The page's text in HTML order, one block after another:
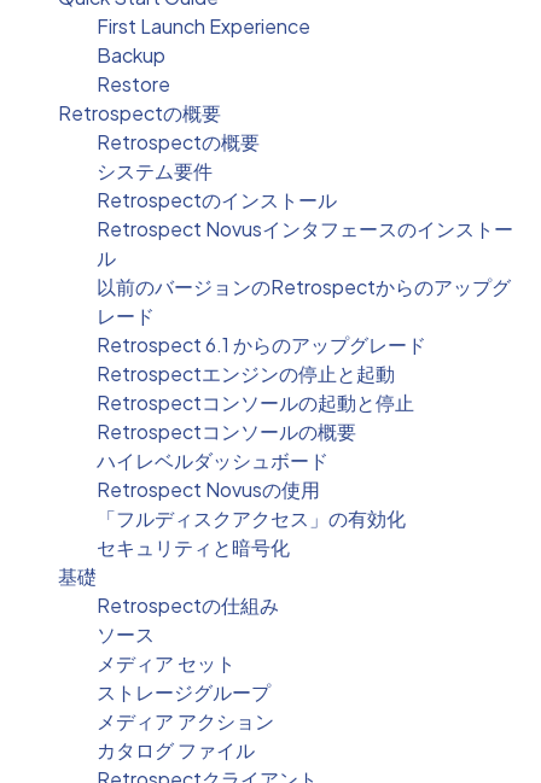
First Launch Experience
Backup
Restore
Retrospectの概要
Retrospectの概要
システム要件
Retrospectのインストール
Retrospect Novusインタフェースのインストー
ル
以前のバージョンのRetrospectからのアップグ
レード
Retrospect 6.1 からのアップグレード
Retrospectエンジンの停止と起動
Retrospectコンソールの起動と停止
Retrospectコンソールの概要
ハイレベルダッシュボード
Retrospect Novusの使用
「フルディスクアクセス」の有効化
セキュリティと暗号化
基礎
Retrospectの仕組み
ソース
メディア セット
ストレージグループ
メディア アクション
カタログ ファイル